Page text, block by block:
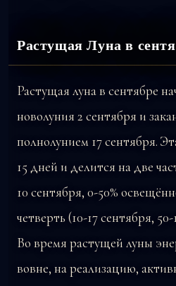
Растущая Луна в
Растущая луна в сентябре
новолуния 2 сентября и
полнолунием 17 сентября.
15 дней и делится на две
10 сентября, 0-50%
четверть (10-17 сентября,
Во время растущей луны
вовне, на реализацию,